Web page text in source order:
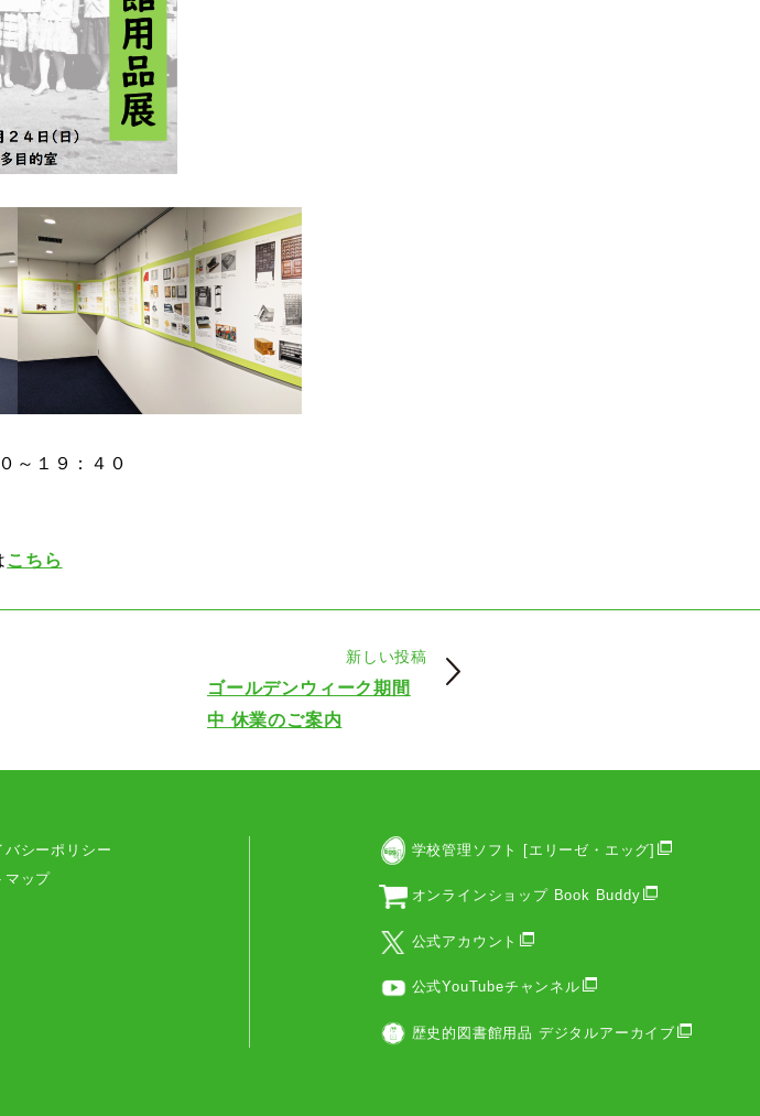
～１９：４０
こちら
新しい投稿
ゴールデンウィーク期間
中 休業のご案内
バシーポリシー
マップ
学校管理ソフト [エリーゼ・エッグ]
オンラインショップ Book Buddy
公式アカウント
公式YouTubeチャンネル
歴史的図書館用品 デジタルアーカイブ